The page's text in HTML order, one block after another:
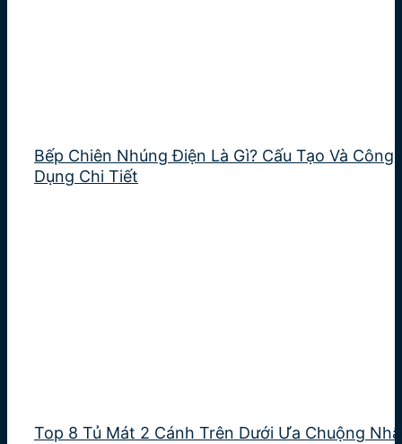
Bếp Chiên Nhúng Điện Là Gì? Cấu Tạo Và Công
Dụng Chi Tiết
Top 8 Tủ Mát 2 Cánh Trên Dưới Ưa Chuộng